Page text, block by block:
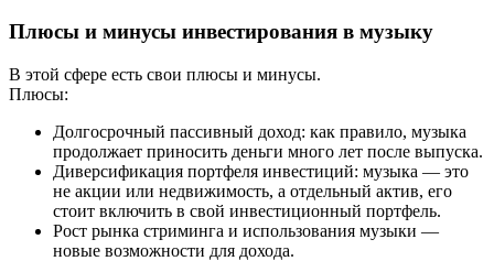
Плюсы и минусы инвестирования в музыку
В этой сфере есть свои плюсы и минусы.
Плюсы:
Долгосрочный пассивный доход: как правило, музыка
продолжает приносить деньги много лет после выпуска.
Диверсификация портфеля инвестиций: музыка — это
не акции или недвижимость, а отдельный актив, его
стоит включить в свой инвестиционный портфель.
Рост рынка стриминга и использования музыки —
новые возможности для дохода.